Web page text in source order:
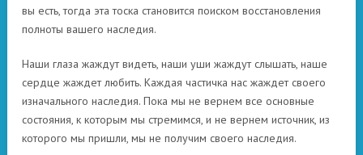
вы есть, тогда эта тоска становится поиском восстановления
полноты вашего наследия.
Наши глаза жаждут видеть, наши уши жаждут слышать, наше
сердце жаждет любить. Каждая частичка нас жаждет своего
изначального наследия. Пока мы не вернем все основные
состояния, к которым мы стремимся, и не вернем источник, из
которого мы пришли, мы не получим своего наследия.